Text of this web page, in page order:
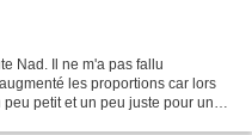
Nad. Il ne m'a pas fallu
les proportions car lors
petit et un peu juste pour un